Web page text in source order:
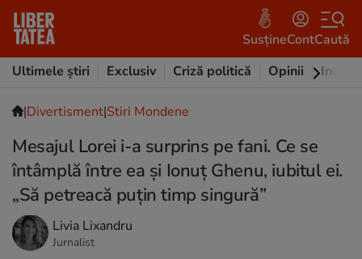
SusțineContCaută
Ultimele știri
Exclusiv Criză politică Opinii
|Divertisment|Stiri Mondene
Mesajul Lorei i-a surprins pe fani. Ce se
întâmplă între ea și Ionuț Ghenu, iubitul ei.
„Să petreacă puțin timp singură”
Livia Lixandru
Jurnalist